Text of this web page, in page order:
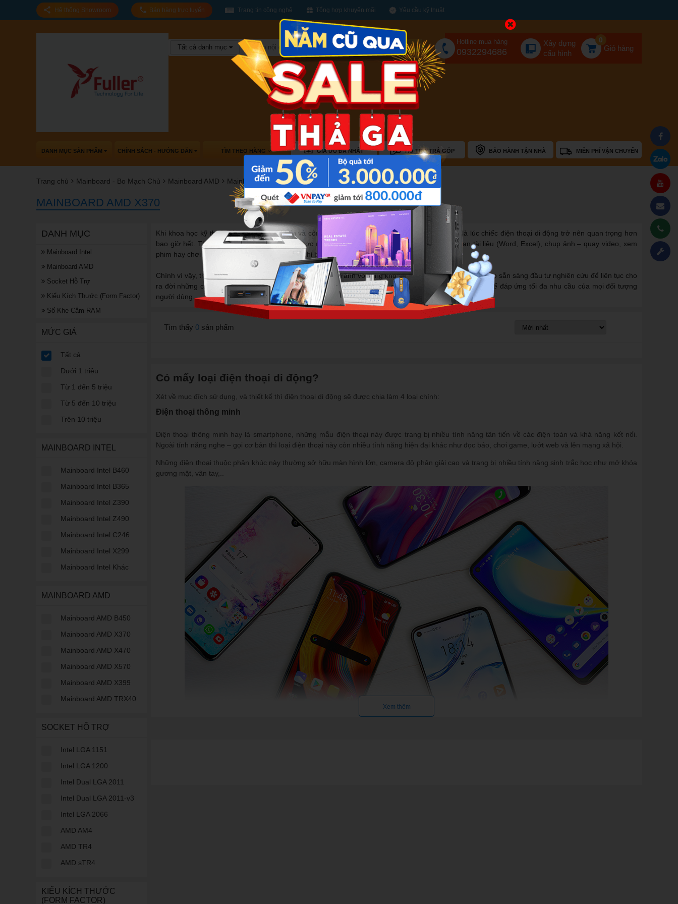
Hệ thống Showroom Bán hàng trực tuyến Trang tin công nghệ Tổng hợp khuyến mãi Yêu cầu kỹ thuật
Tất cả danh mục
Tìm
Hotline mua hàng
0932294686
Xây dựng
cấu hình
Giỏ hàng
0
DANH MỤC SẢN PHẨM CHÍNH SÁCH - HƯỚNG DẪN TÌM THEO HÃNG GIÁ ƯU ĐÃ NHẤT HỖ TRỢ TRẢ GÓP BẢO HÀNH TẬN NHÀ MIỄN PHÍ VẬN CHUYỂN
Trang chủ Mainboard - Bo Mạch Chủ Mainboard AMD Mainboard AMD X370
MAINBOARD AMD X370
DANH MỤC
Mainboard Intel
Mainboard AMD
Socket Hỗ Trợ
Kiểu Kích Thước (Form Factor)
Số Khe Cắm RAM
MỨC GIÁ
Tất cả
Dưới 1 triệu
Từ 1 đến 5 triệu
Từ 5 đến 10 triệu
Trên 10 triệu
MAINBOARD INTEL
Mainboard Intel B460
Mainboard Intel B365
Mainboard Intel Z390
Mainboard Intel Z490
Mainboard Intel C246
Mainboard Intel X299
Mainboard Intel Khác
MAINBOARD AMD
Mainboard AMD B450
Mainboard AMD X370
Mainboard AMD X470
Mainboard AMD X570
Mainboard AMD X399
Mainboard AMD TRX40
SOCKET HỖ TRỢ
Intel LGA 1151
Intel LGA 1200
Intel Dual LGA 2011
Intel Dual LGA 2011-v3
Intel LGA 2066
AMD AM4
AMD TR4
AMD sTR4
KIỂU KÍCH THƯỚC
(FORM FACTOR)
Khi khoa học kỹ thuật liên tục được cải tiến và công nghệ phát triển không ngừng thì đó cũng là lúc chiếc điện thoại di động trở nên quan trọng hơn
bao giờ hết. Thật vậy, chúng ta có thể làm được rất nhiều việc: gọi điện, nhắn tin, gửi mail, soạn tài liệu (Word, Excel), chụp ảnh – quay video, xem
phim hay chơi game với thiết bị có kích thước chỉ bằng một bàn tay.
Chính vì vậy, thị trường di động luôn chứng kiến sự cạnh tranh vô cùng khốc liệt giữa các nhà sản xuất. Họ sẵn sàng đầu tư nghiên cứu để liên tục cho
ra đời những chiếc điện thoại mới nhất chất lượng, từ giá rẻ, tầm trung, cận cao cấp cho đến cao cấp để đáp ứng tối đa nhu cầu của mọi đối tượng
người dùng.
Tìm thấy 0 sản phẩm
Có mấy loại điện thoại di động?
Xét về mục đích sử dụng, và thiết kế thì điện thoại di động sẽ được chia làm 4 loại chính:
Điện thoại thông minh
Điện thoại thông minh hay là smartphone, những mẫu điện thoại này được trang bị nhiều tính năng tân tiến về các điện toán và khả năng kết nối.
Ngoài tính năng nghe – gọi cơ bản thì loại điện thoại này còn nhiều tính năng hiện đại khác như đọc báo, chơi game, lướt web và lên mạng xã hội.
Những điện thoại thuộc phân khúc này thường sở hữu màn hình lớn, camera độ phân giải cao và trang bị nhiều tính năng sinh trắc học như mở khóa
gương mặt, vân tay,..
Xem thêm